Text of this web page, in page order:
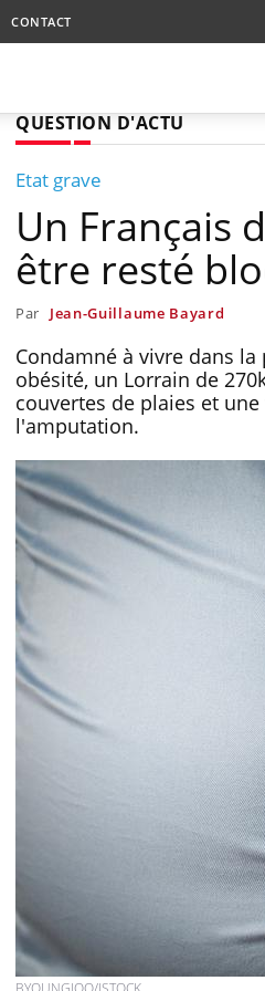
CONTACT
QUESTION D'ACTU
Etat grave
Un Français
être resté
Par Jean-Guillaume Bayard
Condamné à vivre dans
obésité, un Lorrain de
couvertes de plaies et
l'amputation.
La sieste empêche-t-elle
de dormir la nuit ?
VIH : la fin du comprimé
tous les jours se profile-t-